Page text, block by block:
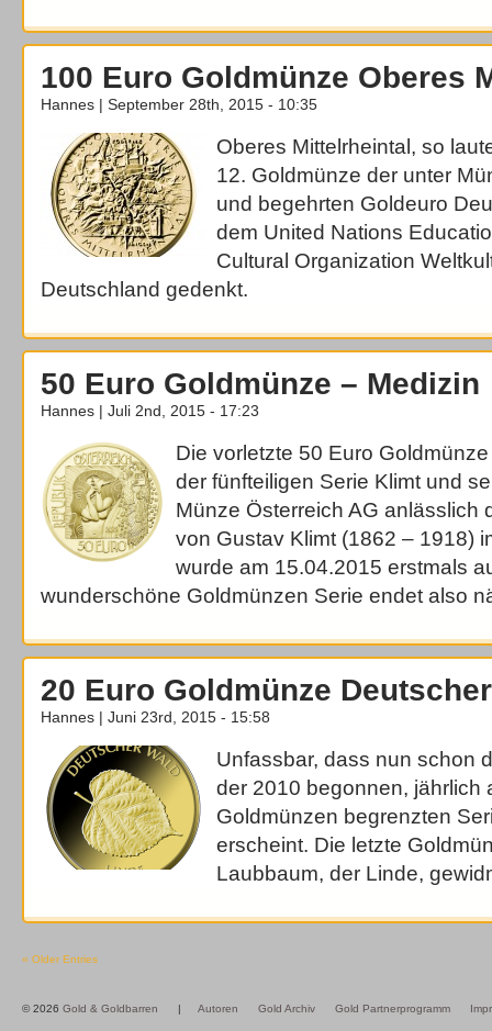
100 Euro Goldmünze Oberes
Hannes | September 28th, 2015 - 10:35
Oberes Mittelrheintal, so
12. Goldmünze der unter
und begehrten Goldeuro
dem United Nations
Cultural Organization
Deutschland gedenkt.
50 Euro Goldmünze – Medizin
Hannes | Juli 2nd, 2015 - 17:23
Die vorletzte 50 Euro
der fünfteiligen Serie Klimt und
Münze Österreich AG anlässlich
von Gustav Klimt (1862 – 1918)
wurde am 15.04.2015 erstmals
wunderschöne Goldmünzen Serie endet also
20 Euro Goldmünze
Hannes | Juni 23rd, 2015 - 15:58
Unfassbar, dass nun schon
der 2010 begonnen, jährlich
Goldmünzen begrenzten
erscheint. Die letzte
Laubbaum, der Linde,
« Older Entries
© 2026 Gold & Goldbarren | Autoren Gold Archiv Gold Partnerprogramm